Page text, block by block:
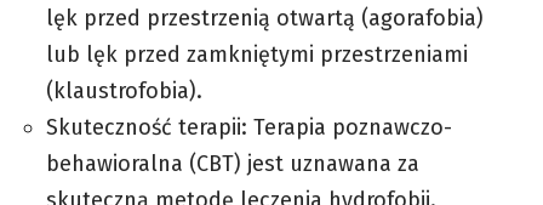
lęk przed przestrzenią otwartą (agorafobia)
lub lęk przed zamkniętymi przestrzeniami
( klaustrofobia).
Skuteczność terapii: Terapia poznawczo-
behawioralna (CBT) jest uznawana za